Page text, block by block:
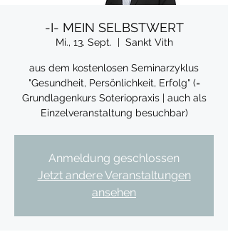
-I- MEIN SELBSTWERT
Mi., 13. Sept.
  |
Sankt Vith
aus dem kostenlosen Seminarzyklus
"Gesundheit, Persönlichkeit, Erfolg" (=
Grundlagenkurs Soteriopraxis | auch als
Einzelveranstaltung besuchbar)
Anmeldung geschlossen
Jetzt andere Veranstaltungen
ansehen